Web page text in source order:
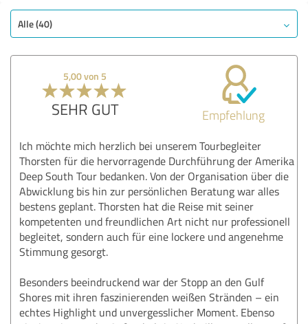
Alle (40)
5,00 von 5
SEHR GUT Empfehlung
Ich möchte mich herzlich bei unserem Tourbegleiter
Thorsten für die hervorragende Durchführung der Amerika
Deep South Tour bedanken. Von der Organisation über die
Abwicklung bis hin zur persönlichen Beratung war alles
bestens geplant. Thorsten hat die Reise mit seiner
kompetenten und freundlichen Art nicht nur professionell
begleitet, sondern auch für eine lockere und angenehme
Stimmung gesorgt.
Besonders beeindruckend war der Stopp an den Gulf
Shores mit ihren faszinierenden weißen Stränden – ein
echtes Highlight und unvergesslicher Moment. Ebenso